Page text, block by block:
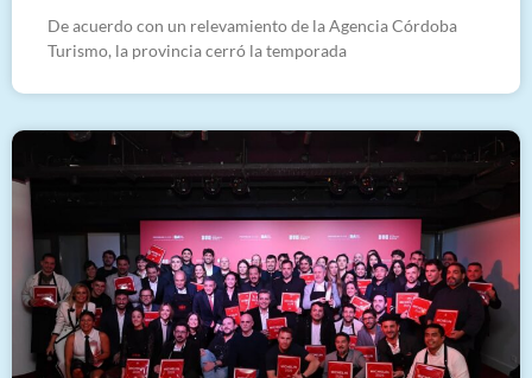
De acuerdo con un relevamiento de la Agencia Córdoba
Turismo, la provincia cerró la temporada